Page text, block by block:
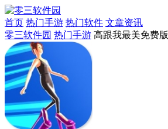
首页 热门手游 热门软件 文章资讯
零三软件园 热门手游 高跟我最美免费版